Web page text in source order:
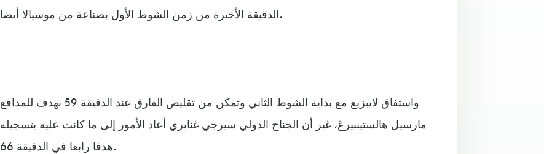
الدقيقة الأخيرة من زمن الشوط الأول بصناعة من موسيالا أيضا.
واستفاق لايبزيغ مع بداية الشوط الثاني وتمكن من تقليص الفارق عند الدقيقة 59 بهدف للمدافع
مارسيل هالستينبيرغ، غير أن الجناح الدولي سيرجي غنابري أعاد الأمور إلى ما كانت عليه بتسجيله
هدفا رابعا في الدقيقة 66.